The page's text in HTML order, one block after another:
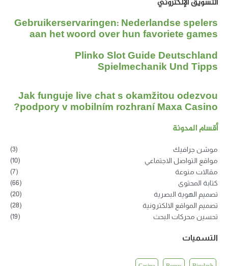
aan het woord
Jak funguje live
podpory v
(28)
(10)